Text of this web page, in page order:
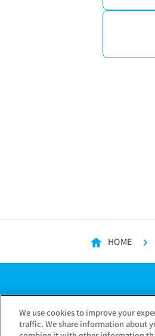
HOME
We use cookies to improve your
traffic. We share information about